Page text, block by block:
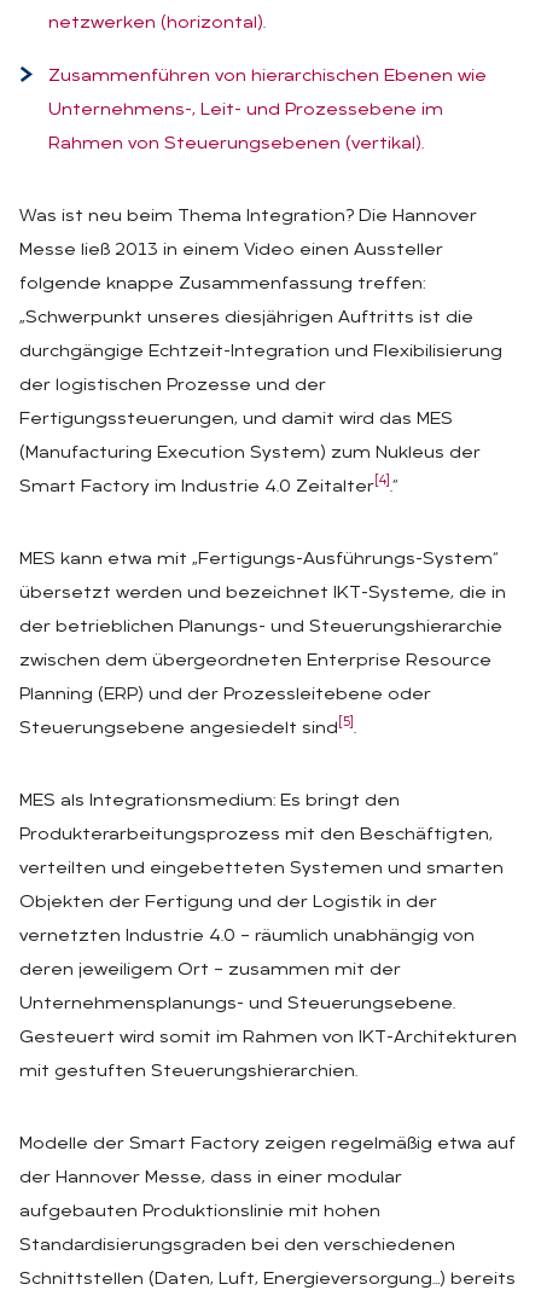
netzwerken (horizontal).
Zusammenführen von hierarchischen Ebenen wie
Unternehmens-, Leit- und Prozessebene im
Rahmen von Steuerungsebenen (vertikal).
Was ist neu beim Thema Integration? Die Hannover
Messe ließ 2013 in einem Video einen Aussteller
folgende knappe Zusammenfassung treffen:
„Schwerpunkt unseres diesjährigen Auftritts ist die
durchgängige Echtzeit-Integration und Flexibilisierung
der logistischen Prozesse und der
Fertigungssteuerungen, und damit wird das MES
(Manufacturing Execution System) zum Nukleus der
Smart Factory im Industrie 4.0 Zeitalter [4] .“
MES kann etwa mit „Fertigungs-Ausführungs-System“
übersetzt werden und bezeichnet IKT-Systeme, die in
der betrieblichen Planungs- und Steuerungshierarchie
zwischen dem übergeordneten Enterprise Resource
Planning (ERP) und der Prozessleitebene oder
Steuerungsebene angesiedelt sind [5] .
MES als Integrationsmedium: Es bringt den
Produkterarbeitungsprozess mit den Beschäftigten,
verteilten und eingebetteten Systemen und smarten
Objekten der Fertigung und der Logistik in der
vernetzten Industrie 4.0 – räumlich unabhängig von
deren jeweiligem Ort – zusammen mit der
Unternehmensplanungs- und Steuerungsebene.
Gesteuert wird somit im Rahmen von IKT-Architekturen
mit gestuften Steuerungshierarchien.
Modelle der Smart Factory zeigen regelmäßig etwa auf
der Hannover Messe, dass in einer modular
aufgebauten Produktionslinie mit hohen
Standardisierungsgraden bei den verschiedenen
Schnittstellen (Daten, Luft, Energieversorgung…) bereits